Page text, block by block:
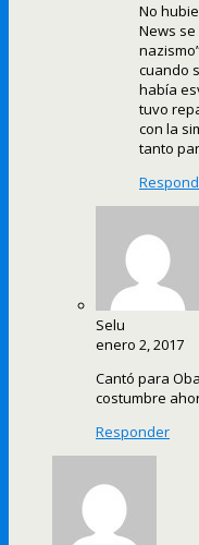
No
News
cuando
había
tuvo
con la
tanto
Selu
enero 2, 2017
Cantó para
costumbre
Responder